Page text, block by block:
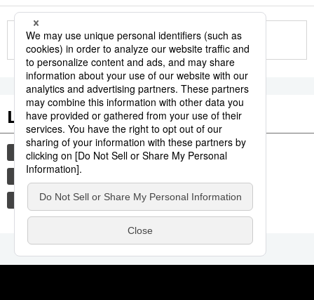
More in this series
Les tags populaires
société gastronomie
histoire
vie quotidienne
tourisme
edo sexe shogun